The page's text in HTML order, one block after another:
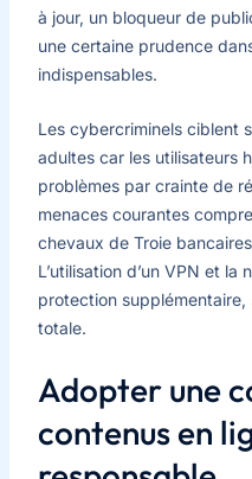
à jour, un bloqueur de
une certaine prudence
indispensables.
Les cybercriminels ciblent
adultes car les utilisateurs
problèmes par crainte de
menaces courantes
chevaux de Troie
L’utilisation d’un VPN et
protection
totale.
Adopter une
contenus en